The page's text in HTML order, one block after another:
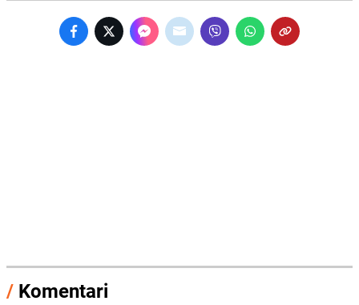
/ Komentari